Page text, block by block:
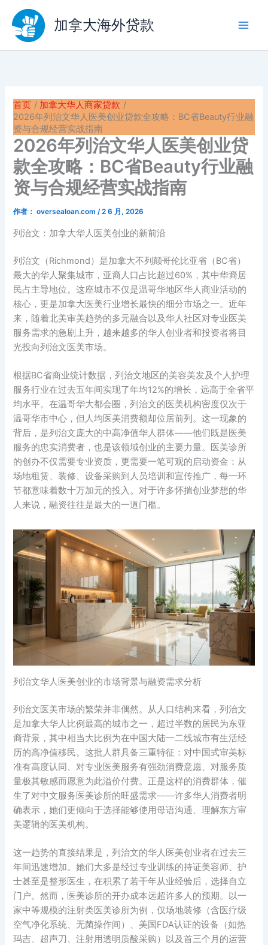
容
加拿大海外贷款
首页
加拿大华人商家贷款
2026年列治文华人医美创业贷款全攻略：BC省Beauty行业融
资与合规经营实战指南
2026年列治文华人医美创业贷
款全攻略：BC省Beauty行业融
资与合规经营实战指南
作者： oversealoan.com/2 6 月, 2026
列治文：加拿大华人医美创业的新前沿
列治文（Richmond）是加拿大不列颠哥伦比亚省（BC省）
最大的华人聚集城市，亚裔人口占比超过60%，其中华裔居
民占主导地位。这座城市不仅是温哥华地区华人商业活动的
核心，更是加拿大医美行业增长最快的细分市场之一。近年
来，随着北美审美趋势的多元融合以及华人社区对专业医美
服务需求的急剧上升，越来越多的华人创业者和投资者将目
光投向列治文医美市场。
根据BC省商业统计数据，列治文地区的美容美发及个人护理
服务行业在过去五年间实现了年均12%的增长，远高于全省平
均水平。在温哥华大都会圈，列治文的医美机构密度仅次于
温哥华市中心，但人均医美消费额却位居前列。这一现象的
背后，是列治文庞大的中高净值华人群体——他们既是医美
服务的忠实消费者，也是该领域创业的主要力量。医美诊所
的创办不仅需要专业资质，更需要一笔可观的启动资金：从
场地租赁、装修、设备采购到人员培训和宣传推广，每一环
节都意味着数十万加元的投入。对于许多怀揣创业梦想的华
人来说，融资往往是最大的一道门槛。
列治文华人医美创业的市场背景与融资需求分析
列治文医美市场的繁荣并非偶然。从人口结构来看，列治文
是加拿大华人比例最高的城市之一，超过半数的居民为东亚
裔背景，其中相当大比例为在中国大陆一二线城市有生活经
历的高净值移民。这批人群具备三重特征：对中国式审美标
准有高度认同、对专业医美服务有强劲消费意愿、对服务质
量极其敏感而愿意为此溢价付费。正是这样的消费群体，催
生了对中文服务医美诊所的旺盛需求——许多华人消费者明
确表示，她们更倾向于选择能够使用母语沟通、理解东方审
美逻辑的医美机构。
这一趋势的直接结果是，列治文的华人医美创业者在过去三
年间迅速增加。她们大多是经过专业训练的持证美容师、护
士甚至是整形医生，在积累了若干年从业经验后，选择自立
门户。然而，医美诊所的开办成本远超许多人的预期。以一
家中等规模的注射类医美诊所为例，仅场地装修（含医疗级
空气净化系统、无菌操作间）、美国FDA认证的设备（如热
玛吉、超声刀、注射用透明质酸采购）以及首三个月的运营